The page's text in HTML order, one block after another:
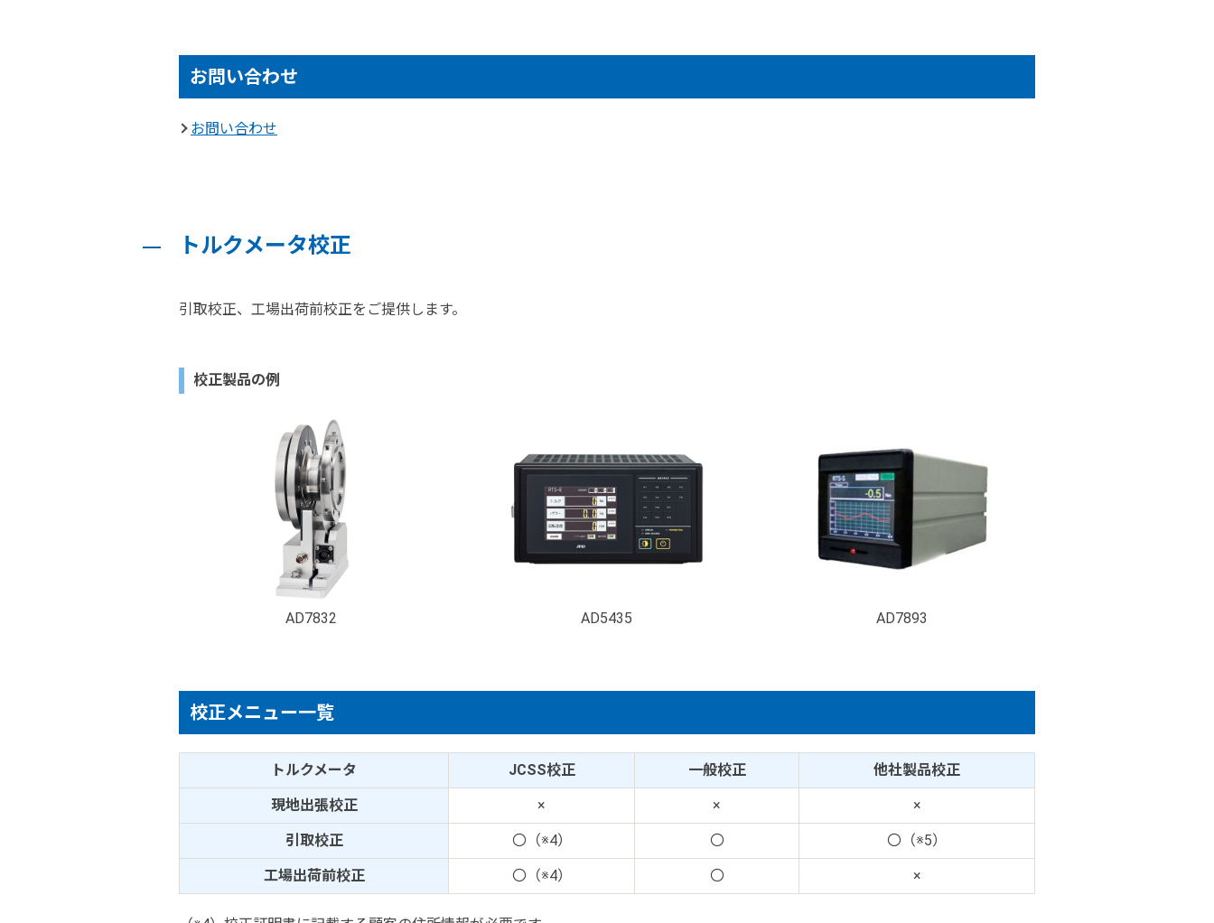
お問い合わせ
お問い合わせ
トルクメータ校正
引取校正、工場出荷前校正をご提供します。
校正製品の例
AD7832 AD5435 AD7893
校正メニュー一覧
トルクメータ JCSS校正 一般校正 他社製品校正
現地出張校正 × × ×
引取校正 〇（※4） 〇 〇（※5）
工場出荷前校正 〇（※4） 〇 ×